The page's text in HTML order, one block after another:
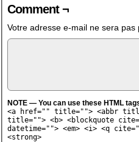
Comment ¬
Votre adresse e-mail ne sera pas
NOTE — You can use these HTML
<a href="" title=""> <abbr
title=""> <b> <blockquote
datetime=""> <em> <i> <q
<strong>